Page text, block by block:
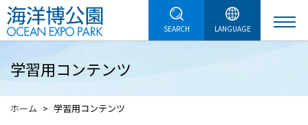
SEARCH LANGUAGE
学習用コンテンツ
ホーム 学習用コンテンツ